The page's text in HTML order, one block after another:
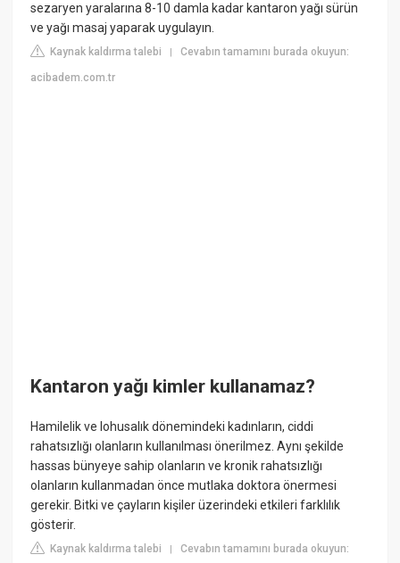
sezaryen yaralarına 8-10 damla kadar kantaron yağı sürün
ve yağı masaj yaparak uygulayın.
Kaynak kaldırma talebi |Cevabın tamamını burada okuyun:
acibadem.com.tr
Kantaron yağı kimler kullanamaz?
Hamilelik ve lohusalık dönemindeki kadınların, ciddi
rahatsızlığı olanların kullanılması önerilmez. Aynı şekilde
hassas bünyeye sahip olanların ve kronik rahatsızlığı
olanların kullanmadan önce mutlaka doktora önermesi
gerekir. Bitki ve çayların kişiler üzerindeki etkileri farklılık
gösterir.
Kaynak kaldırma talebi |Cevabın tamamını burada okuyun: